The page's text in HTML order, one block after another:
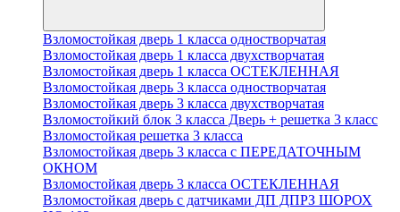
Взломостойкая дверь 1 класса одностворчатая
Взломостойкая дверь 1 класса двухстворчатая
Взломостойкая дверь 1 класса ОСТЕКЛЕННАЯ
Взломостойкая дверь 3 класса одностворчатая
Взломостойкая дверь 3 класса двухстворчатая
Взломостойкий блок 3 класса Дверь + решетка 3 класс
Взломостойкая решетка 3 класса
Взломостойкая дверь 3 класса с ПЕРЕДАТОЧНЫМ
ОКНОМ
Взломостойкая дверь 3 класса ОСТЕКЛЕННАЯ
Взломостойкая дверь с датчиками ДП ДПРЗ ШОРОХ